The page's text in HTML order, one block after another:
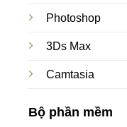
Photoshop
3Ds Max
Camtasia
Bộ phần mềm